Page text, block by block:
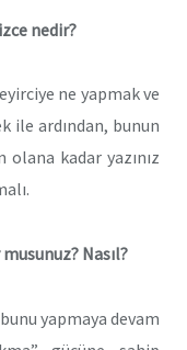
nedir?
ne yapmak ve
ile ardından, bunun
olana kadar yazınız
Nasıl?
yapmaya devam